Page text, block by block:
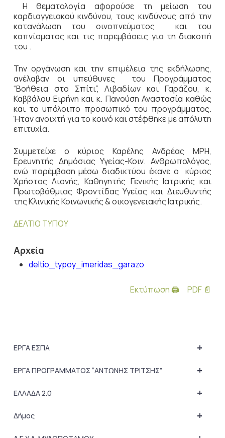
Η θεματολογία αφορούσε τη μείωση του
καρδιαγγειακού κινδύνου, τους κινδύνους από την
κατανάλωση του οινοπνεύματος και του
καπνίσματος και τις παρεμβάσεις για τη διακοπή
του .
Την οργάνωση και την επιμέλεια της εκδήλωσης,
ανέλαβαν οι υπεύθυνες του Προγράμματος
“Βοήθεια στο Σπίτι”, Λιβαδίων και Γαράζου, κ.
Καββάλου Ειρήνη και κ. Πανούση Αναστασία καθώς
και το υπόλοιπο προσωπικό του προγράμματος.
Ήταν ανοιχτή για το κοινό και στέφθηκε με απόλυτη
επιτυχία.
Συμμετείχε ο κύριος Καρέλης Ανδρέας MPH,
Ερευνητής Δημόσιας Υγείας-Κοιν. Ανθρωπολόγος,
ενώ παρέμβαση μέσω διαδικτύου έκανε ο κύριος
Χρήστος Λιονής, Καθηγητής Γενικής Ιατρικής και
Πρωτοβάθμιας Φροντίδας Υγείας και Διευθυντής
της Κλινικής Κοινωνικής & οικογενειακής Ιατρικής.
ΔΕΛΤΙΟ ΤΥΠΟΥ
Αρχεία
deltio_typoy_imeridas_garazo
Εκτύπωση 🖨 PDF 📄
+
ΕΡΓΑ ΕΣΠΑ
+
ΕΡΓΑ ΠΡΟΓΡΑΜΜΑΤΟΣ “ΑΝΤΩΝΗΣ ΤΡΙΤΣΗΣ”
+
ΕΛΛΑΔΑ 2.0
+
Δήμος